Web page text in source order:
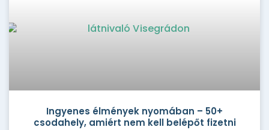
Ingyenes élmények nyomában – 50+
csodahely, amiért nem kell belépőt fizetni